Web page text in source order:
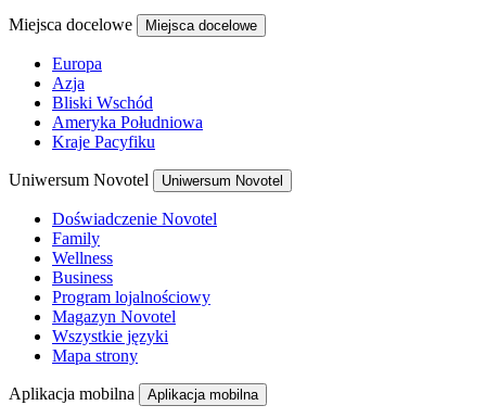
Miejsca docelowe Miejsca docelowe
Europa
Azja
Bliski Wschód
Ameryka Południowa
Kraje Pacyfiku
Uniwersum Novotel Uniwersum Novotel
Doświadczenie Novotel
Family
Wellness
Business
Program lojalnościowy
Magazyn Novotel
Wszystkie języki
Mapa strony
Aplikacja mobilna Aplikacja mobilna